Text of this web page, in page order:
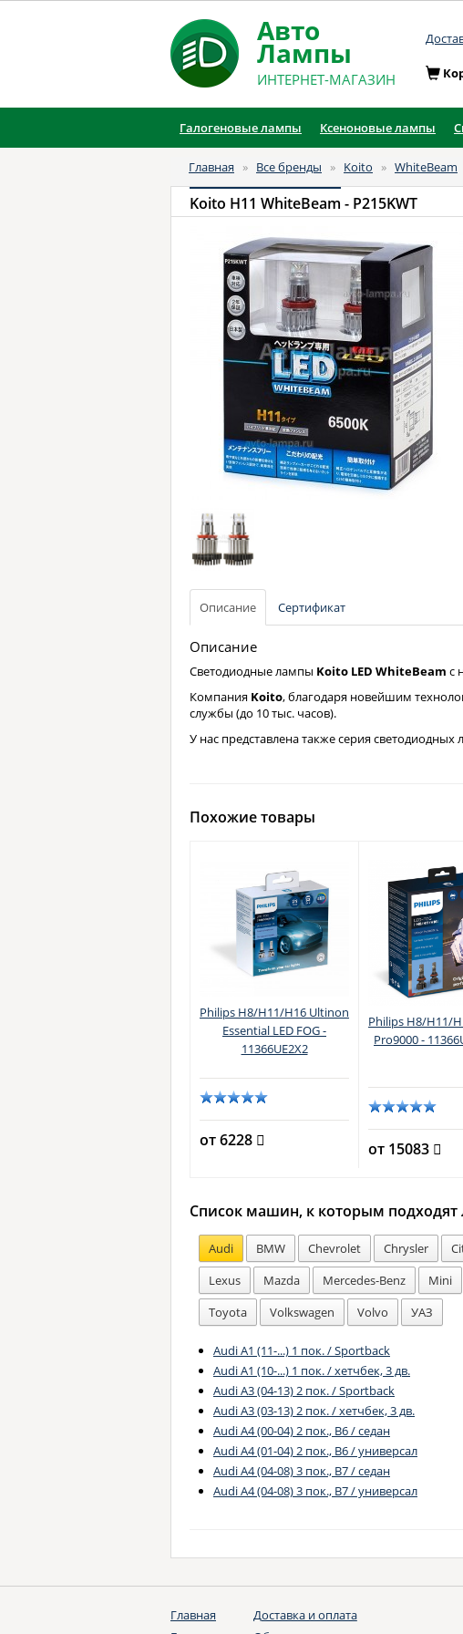
Авто
Лампы
ИНТЕРНЕТ-МАГАЗИН
Галогеновые лампы Ксеноновые лампы
Главная » Все бренды » Koito » WhiteBeam
Koito H11 WhiteBeam - P215KWT
Описание Сертификат
Описание
Светодиодные лампы Koito LED WhiteBeam с
Компания Koito, благодаря новейшим
службы (до 10 тыс. часов).
У нас представлена также серия светодиодных
Похожие товары
Philips H8/H11/H16 Ultinon
Essential LED FOG -
11366UE2X2
от 6228
Philips H8/H11/
Pro9000 -
от 15083
Список машин, к которым подходят
Audi BMW Chevrolet Chrysler
Lexus
Mazda Mercedes-Benz Mini
Toyota
Volkswagen Volvo УАЗ
Audi A1 (11-...) 1 пок. / Sportback
Audi A1 (10-...) 1 пок. / хетчбек, 3 дв.
Audi A3 (04-13) 2 пок. / Sportback
Audi A3 (03-13) 2 пок. / хетчбек, 3 дв.
Audi A4 (00-04) 2 пок., B6 / седан
Audi A4 (01-04) 2 пок., B6 / универсал
Audi A4 (04-08) 3 пок., B7 / седан
Audi A4 (04-08) 3 пок., B7 / универсал
Главная
Доставка и оплата